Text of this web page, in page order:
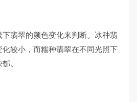
翡翠的颜色变化来判断。冰种翡
较小，而糯种翡翠在不同光照下
。